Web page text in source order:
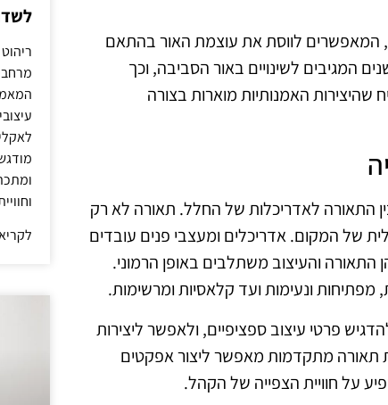
המאפשרים לווסת את עוצמת האור בהתאם
המגיבים לשינויים באור הסביבה, וכך
האמנותיות מוארות בצורה
התאורה לאדריכלות של החלל. תאורה לא רק
של המקום. אדריכלים ומעצבי פנים עובדים
התאורה והעיצוב משתלבים באופן הרמוני.
ונעימות ועד קלאסיות ומרשימות.
פרטי עיצוב ספציפיים, ולאפשר ליצירות
תאורה מתקדמות מאפשר ליצור אפקטים
על חוויית הצפייה של הקהל.